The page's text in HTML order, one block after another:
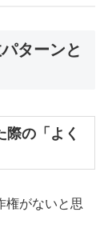
ターンと
の「よく
権がないと思